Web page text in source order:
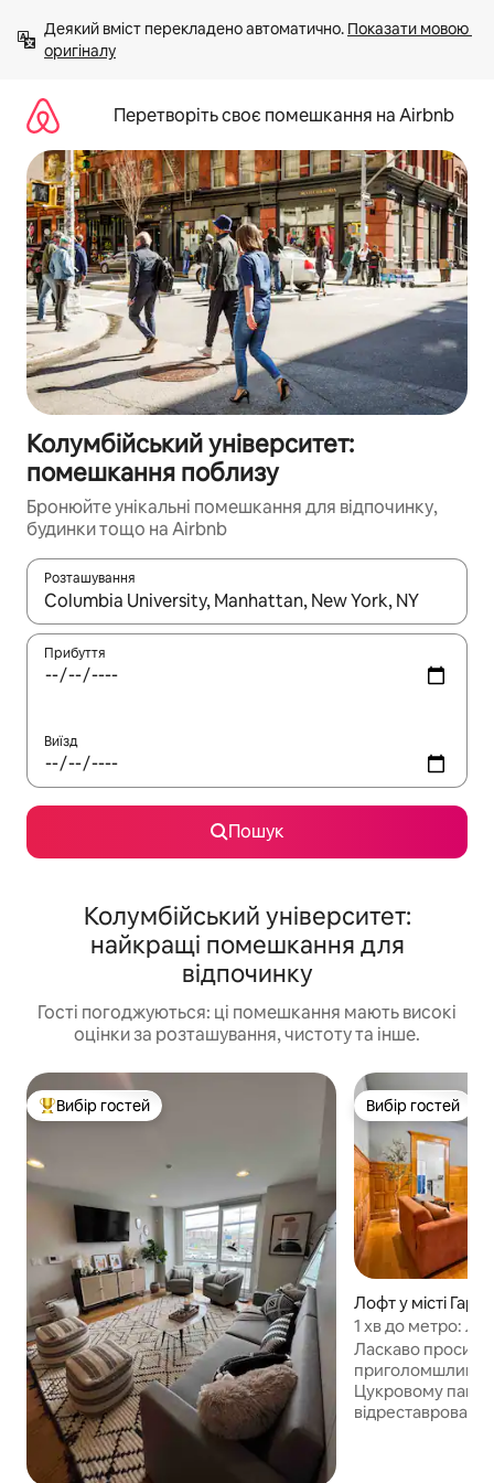
вмісту
Деякий вміст перекладено автоматично. Показати мовою
оригіналу
Перетворіть своє помешкання на Airbnb
Колумбійський університет:
помешкання поблизу
Бронюйте унікальні помешкання для відпочинку,
будинки тощо на Airbnb
Розташування
Отримавши результати пошуку, використовуйте для
Прибуття
Виїзд
Пошук
Колумбійський університет:
найкращі помешкання для
відпочинку
Гості погоджуються: ці помешкання мають високі
оцінки за розташування, чистоту та інше.
Топ вибір гостей
Вибір гостей Вибір гостей
Вибір гостей
Лофт у місті
1 хв до метро:
розкішний
Ласкаво
приголомшливої
Цукровому